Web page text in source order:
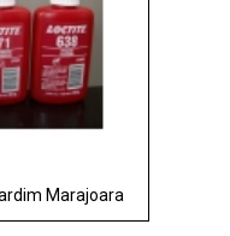
Marajoara